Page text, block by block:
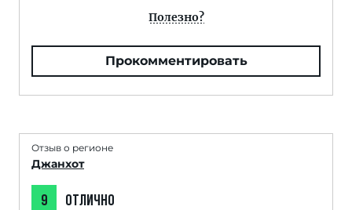
Полезно?
Прокомментировать
Отзыв о регионе
Джанхот
9 ОТЛИЧНО